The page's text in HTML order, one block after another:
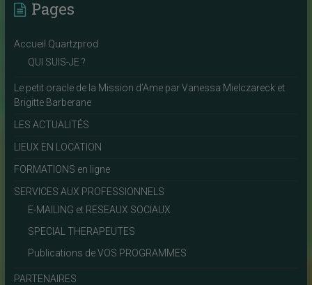
Pages
Accueil Quartzprod
QUI SUIS-JE ?
Le petit oracle de la Mission d’Ame par Vanessa Mielczareck et
Brigitte Barberane
LES ACTUALITÉS
LIEUX EN LOCATION
FORMATIONS en ligne
SERVICES AUX PROFESSIONNELS
E-MAILING et RESEAUX SOCIAUX
SPECIAL THERAPEUTES
Publications de VOS PROGRAMMES
PARTENAIRES